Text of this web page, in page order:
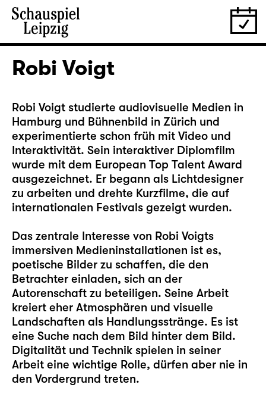
Robi Voigt
Robi Voigt studierte audiovisuelle Medien in
Hamburg und Bühnenbild in Zürich und
experimentierte schon früh mit Video und
Interaktivität. Sein interaktiver Diplomfilm
wurde mit dem European Top Talent Award
ausgezeichnet. Er begann als Lichtdesigner
zu arbeiten und drehte Kurzfilme, die auf
internationalen Festivals gezeigt wurden.
Das zentrale Interesse von Robi Voigts
immersiven Medieninstallationen ist es,
poetische Bilder zu schaffen, die den
Betrachter einladen, sich an der
Autorenschaft zu beteiligen. Seine Arbeit
kreiert eher Atmosphären und visuelle
Landschaften als Handlungsstränge. Es ist
eine Suche nach dem Bild hinter dem Bild.
Digitalität und Technik spielen in seiner
Arbeit eine wichtige Rolle, dürfen aber nie in
den Vordergrund treten.